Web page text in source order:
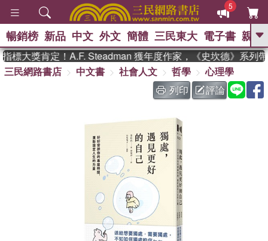
5
GO
熱搜： 東野圭吾 、 The Odyssey
、 如果歷史是一群喵 、 暑期
國際布克獎 臺灣漫遊錄 、 方
孩：黎曼猜想 、 偉大的迷走神經
暢銷榜 新品 中文 外文 簡體 三民東大 電子書 親子
大獎肯定！A.F. Steadman 獲年度作家，《史坎德》系列帶
三民網路書店
中文書 社會人文 哲學
心理學
列印
評論